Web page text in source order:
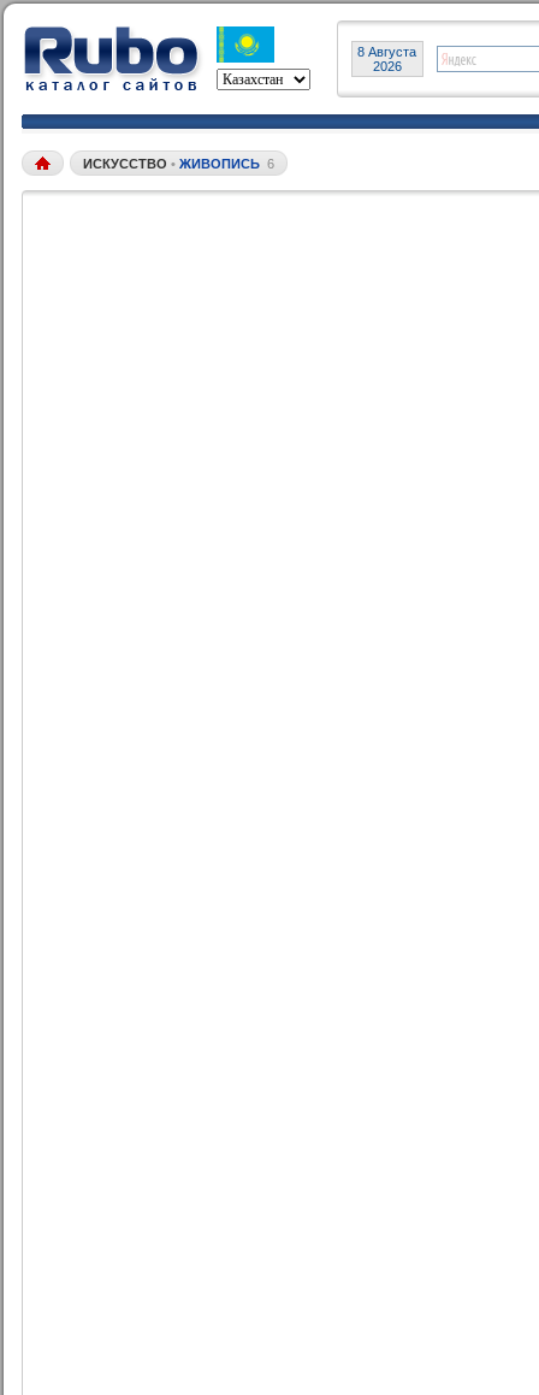
8 Августа
2026
ИСКУССТВО • ЖИВОПИСЬ 6